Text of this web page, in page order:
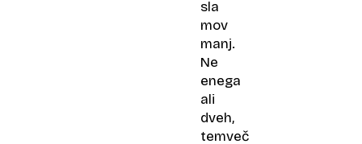
sla​
mov
manj.
Ne
enega
ali
dveh,
temveč